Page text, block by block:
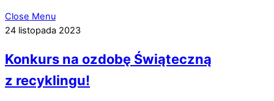
Close Menu
24 listopada 2023
Konkurs na ozdobę Świąteczną
z recyklingu!